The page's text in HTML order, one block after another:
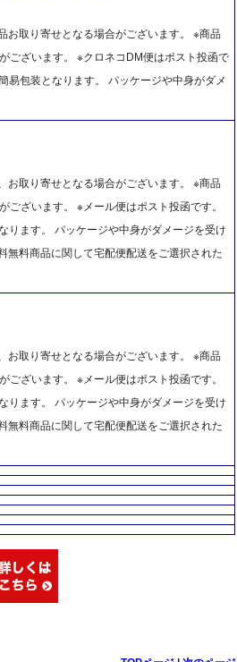
お取り寄せとなる場合がございます。 ※商品
ございます。 ※クロネコDM便はポスト投函で
易包装となります。 パッケージや中身がダメ
お取り寄せとなる場合がございます。 ※商品
ざいます。 ※メール便はポスト投函です。
ります。 パッケージや中身がダメージを受け
無料商品に関して宅配便配送をご選択された
お取り寄せとなる場合がございます。 ※商品
ざいます。 ※メール便はポスト投函です。
ります。 パッケージや中身がダメージを受け
無料商品に関して宅配便配送をご選択された